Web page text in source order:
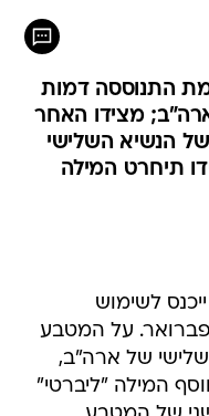
הקודמת התנוססה דמות
מצידו האחר
הנשיא השלישי
תיחרט המילה
לשימוש
מיום שני הקרוב, 28 בפברואר. על המטבע
של ארה"ב,
המילה "ליברטי"